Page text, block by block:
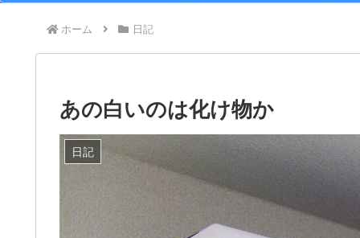
ホーム 日記
あの白いのは化け物か
日記